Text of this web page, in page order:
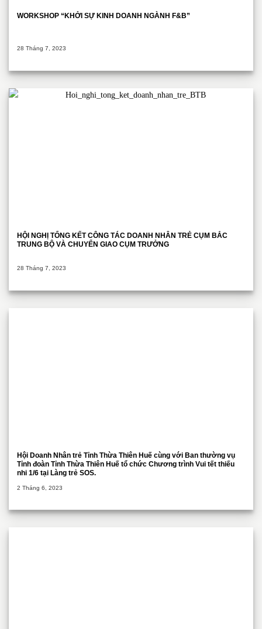
WORKSHOP “KHỞI SỰ KINH DOANH NGÀNH F&B”
28 Tháng 7, 2023
HỘI NGHỊ TỔNG KẾT CÔNG TÁC DOANH NHÂN TRẺ CỤM BẮC
TRUNG BỘ VÀ CHUYỂN GIAO CỤM TRƯỞNG
28 Tháng 7, 2023
Hội Doanh Nhân trẻ Tỉnh Thừa Thiên Huế cùng với Ban thường vụ
Tỉnh đoàn Tỉnh Thừa Thiên Huế tổ chức Chương trình Vui tết thiếu
nhi 1/6 tại Làng trẻ SOS.
2 Tháng 6, 2023